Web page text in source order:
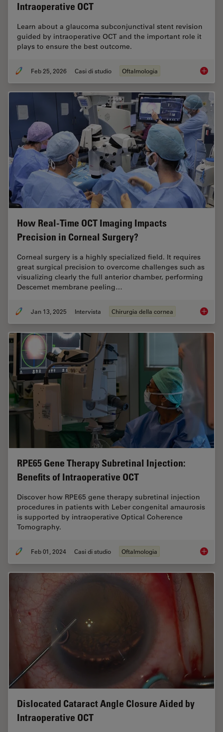
Intraoperative OCT
Learn about a glaucoma subconjunctival stent revision
guided by intraoperative OCT and the important role it
plays to ensure the best outcome.
Feb 25, 2026 Casi di studio Oftalmologia
How Real-Time OCT Imaging Impacts
Precision in Corneal Surgery?
Corneal surgery is a highly specialized field. It requires
great surgical precision to overcome challenges such as
visualizing clearly the full anterior chamber, performing
Descemet membrane peeling…
Jan 13, 2025 Intervista Chirurgia della cornea How
RPE65 Gene Therapy Subretinal Injection:
Benefits of Intraoperative OCT
Discover how RPE65 gene therapy subretinal injection
procedures in patients with Leber congenital amaurosis
is supported by intraoperative Optical Coherence
Tomography.
Feb 01, 2024 Casi di studio Oftalmologia RPE65
Dislocated Cataract Angle Closure Aided by
Intraoperative OCT